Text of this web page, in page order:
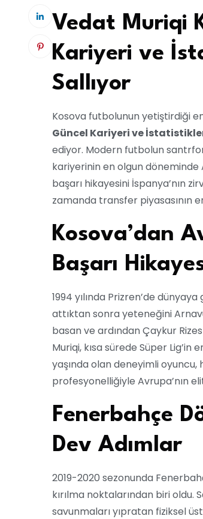
Vedat Muriqi
Kariyeri ve
Sallıyor
Kosova futbolunun yetiştirdiği
Güncel Kariyeri ve
ediyor. Modern futbolun
kariyerinin en olgun döneminde
başarı hikayesini İspanya’nın
zamanda transfer piyasasının
Kosova’dan
Başarı
1994 yılında Prizren’de dünyaya
attıktan sonra yeteneğini
basan ve ardından Çaykur
Muriqi, kısa sürede Süper Lig’in
yaşında olan deneyimli oyuncu,
profesyonelliğiyle Avrupa’nın
Fenerbahçe
Dev Adımlar
2019-2020 sezonunda
kırılma noktalarından biri
savunmaları yıpratan fiziksel